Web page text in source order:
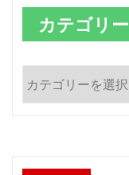
カテゴリー
テ